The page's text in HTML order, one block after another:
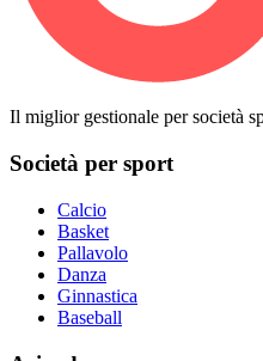
Il miglior gestionale per società
Società per sport
Calcio
Basket
Pallavolo
Danza
Ginnastica
Baseball